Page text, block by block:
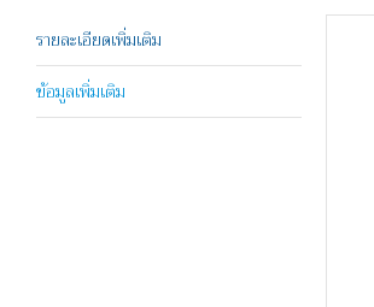
รายละเอียดเพิ่มเติม
ข้อมูลเพิ่มเติม